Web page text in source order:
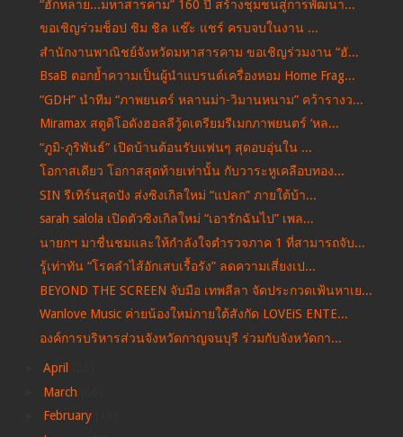
“ฮักหลาย...มหาสารคาม” 160 ปี สร้างชุมชนสู่การพัฒนา...
ขอเชิญร่วมช็อป ชิม ชิล แช๊ะ แชร์ ครบจบในงาน ...
สำนักงานพาณิชย์จังหวัดมหาสารคาม ขอเชิญร่วมงาน “ฮั...
BsaB ตอกย้ำความเป็นผู้นำแบรนด์เครื่องหอม Home Frag...
“GDH” นำทีม “ภาพยนตร์ หลานม่า-วิมานหนาม” คว้ารางว...
Miramax สตูดิโอดังฮอลลีวู้ดเตรียมรีเมกภาพยนตร์ ‘หล...
“ภูมิ-ภูริพันธ์” เปิดบ้านต้อนรับแฟนๆ สุดอบอุ่นใน ...
โอกาสเดียว โอกาสสุดท้ายเท่านั้น กับวาระหูเคลือบทอง...
SIN รีเทิร์นสุดปัง ส่งซิงเกิลใหม่ “แปลก” ภายใต้บ้า...
sarah salola เปิดตัวซิงเกิลใหม่ “เอารักฉันไป” เพล...
นายกฯ มาชื่นชมและให้กำลังใจตำรวจภาค 1 ที่สามารถจับ...
รู้เท่าทัน “โรคลำไส้อักเสบเรื้อรัง” ลดความเสี่ยงเป...
BEYOND THE SCREEN จับมือ เทพลีลา จัดประกวดเฟ้นหาเย...
Wanlove Music ค่ายน้องใหม่ภายใต้สังกัด LOVEiS ENTE...
องค์การบริหารส่วนจังหวัดกาญจนบุรี ร่วมกับจังหวัดกา...
April
March
February